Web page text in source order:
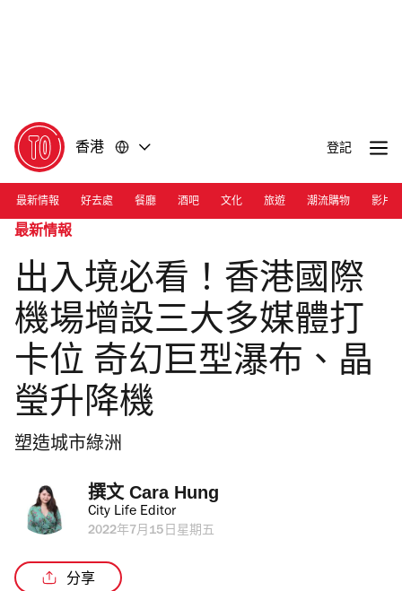
香港 登記
最新情報 好去處 餐廳 酒吧 文化 旅遊 潮流購物 影片
最新情報
出入境必看！香港國際
機場增設三大多媒體打
卡位 奇幻巨型瀑布、晶
瑩升降機
塑造城市綠洲
撰文 Cara Hung
City Life Editor
2022年7月15日星期五
分享